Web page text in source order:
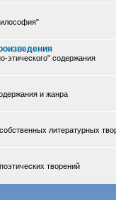
этического" содержания
и жанра
литературных
творений